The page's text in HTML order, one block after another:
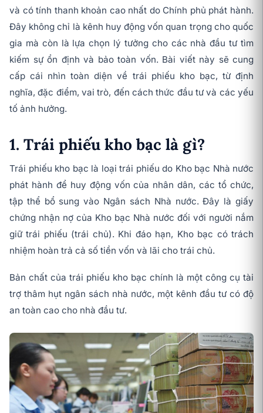
và có tính thanh khoản cao nhất do Chính phủ phát hành.
Đây không chỉ là kênh huy động vốn quan trọng cho quốc
gia mà còn là lựa chọn lý tưởng cho các nhà đầu tư tìm
kiếm sự ổn định và bảo toàn vốn. Bài viết này sẽ cung
cấp cái nhìn toàn diện về trái phiếu kho bạc, từ định
nghĩa, đặc điểm, vai trò, đến cách thức đầu tư và các yếu
tố ảnh hưởng.
1. Trái phiếu kho bạc là gì?
Trái phiếu kho bạc là loại trái phiếu do Kho bạc Nhà nước
phát hành để huy động vốn của nhân dân, các tổ chức,
tập thể bổ sung vào Ngân sách Nhà nước. Đây là giấy
chứng nhận nợ của Kho bạc Nhà nước đối với người nắm
giữ trái phiếu (trái chủ). Khi đáo hạn, Kho bạc có trách
nhiệm hoàn trả cả số tiền vốn và lãi cho trái chủ.
Bản chất của trái phiếu kho bạc chính là một công cụ tài
trợ thâm hụt ngân sách nhà nước, một kênh đầu tư có độ
an toàn cao cho nhà đầu tư.